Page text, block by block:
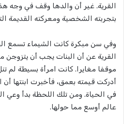
القرية. غير أن والدها وقف في وجه
بتجربته الشخصية ومعركته القديمة
وفي سن مبكرة كانت الشيماء تسمع
القرية عن أن البنات يجب أن يتزوجن
موقفا مغايرا. كانت امرأة بسيطة لم
أدركت قيمته بعمق، فأخبرت ابنتها أن
في الحياة. ومن تلك اللحظة بدأ وعي
عالم أوسع مما حولها.